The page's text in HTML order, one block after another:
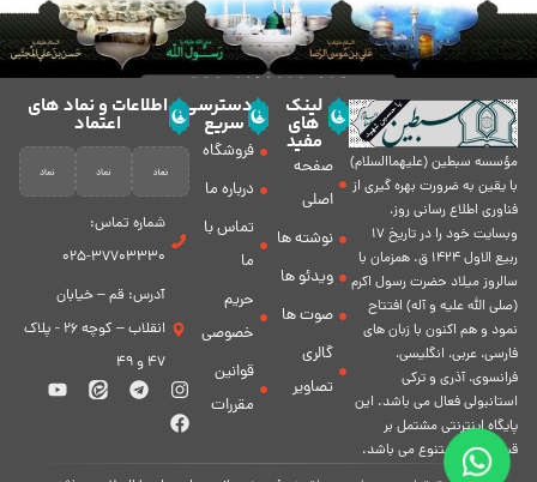
مؤسسه سبطين (عليهماالسلام)
با يقين به ضرورت بهره گیرى از
فناورى اطلاع رسانى روز،
وبسایت خود را در تاريخ 17
ربيع الاول 1424 ق. همزمان با
سالروز ميلاد حضرت رسول اكرم
(صلی الله علیه و آله) افتتاح
نمود و هم اكنون با زبان های
فارسی، عربى، انگلیسی،
فرانسوی، آذری و ترکی
استانبولی فعال مى باشد. اين
پايگاه اينترنتى مشتمل بر
قسمت هاى متنوع مى باشد.
لینک
های
مفید
صفحه
اصلی
نوشته ها
ویدئو ها
صوت ها
گالری
تصاویر
دسترسی
سریع
فروشگاه
درباره ما
تماس با
ما
حریم
خصوصی
قوانین
مقررات
اطلاعات و نماد های
اعتماد
شماره تماس:
37703330-025
آدرس: قم – خیابان
انقلاب – کوچه 26 - پلاک
47 و 49